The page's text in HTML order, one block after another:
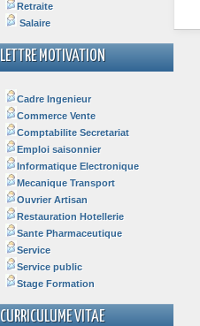
Retraite
Salaire
LETTRE MOTIVATION
Cadre Ingenieur
Commerce Vente
Comptabilite Secretariat
Emploi saisonnier
Informatique Electronique
Mecanique Transport
Ouvrier Artisan
Restauration Hotellerie
Sante Pharmaceutique
Service
Service public
Stage Formation
CURRICULUME VITAE